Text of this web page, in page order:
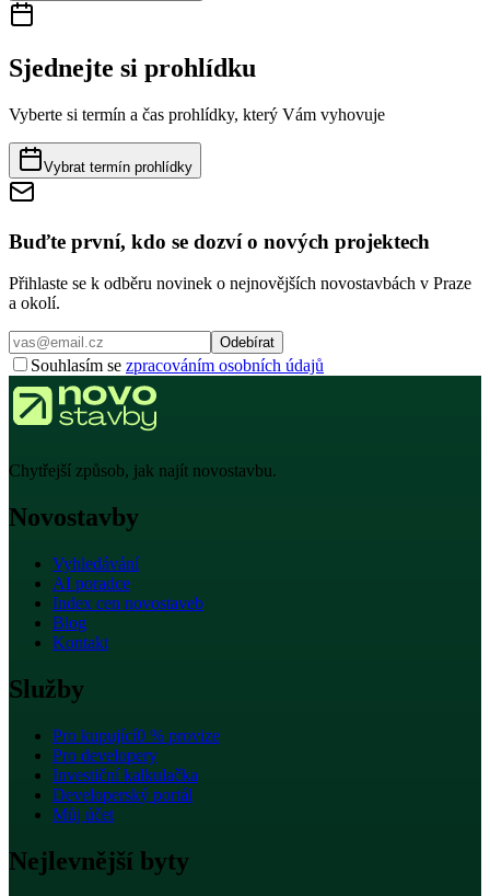
Sjednejte si prohlídku
Vyberte si termín a čas prohlídky, který Vám vyhovuje
Vybrat termín prohlídky
Buďte první, kdo se dozví o nových projektech
Přihlaste se k odběru novinek o nejnovějších novostavbách v Praze
a okolí.
Odebírat
Souhlasím se zpracováním osobních údajů
Chytřejší způsob, jak najít novostavbu.
Novostavby
Vyhledávání
AI poradce
Index cen novostaveb
Blog
Kontakt
Služby
Pro kupující0 % provize
Pro developery
Investiční kalkulačka
Developerský portál
Můj účet
Nejlevnější byty